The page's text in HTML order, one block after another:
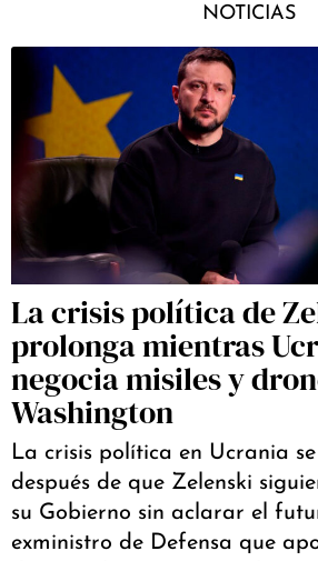
NOTICIAS
La crisis política de
prolonga mientras
negocia misiles y
Washington
La crisis política en Ucrania
después de que Zelenski
su Gobierno sin aclarar el
exministro de Defensa que